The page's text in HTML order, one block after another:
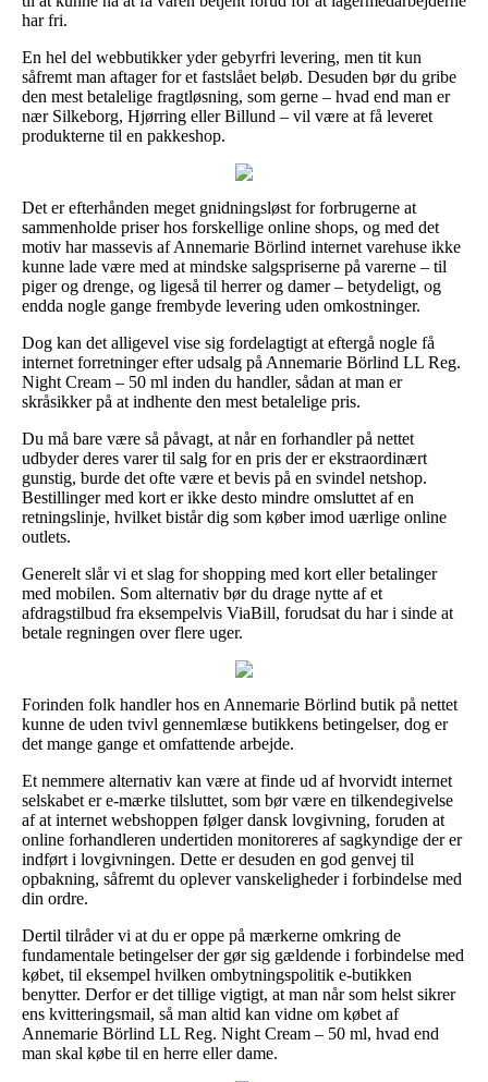
har fri.
En hel del webbutikker yder gebyrfri levering, men tit kun
såfremt man aftager for et fastslået beløb. Desuden bør du gribe
den mest betalelige fragtløsning, som gerne – hvad end man er
nær Silkeborg, Hjørring eller Billund – vil være at få leveret
produkterne til en pakkeshop.
Det er efterhånden meget gnidningsløst for forbrugerne at
sammenholde priser hos forskellige online shops, og med det
motiv har massevis af Annemarie Börlind internet varehuse ikke
kunne lade være med at mindske salgspriserne på varerne – til
piger og drenge, og ligeså til herrer og damer – betydeligt, og
endda nogle gange frembyde levering uden omkostninger.
Dog kan det alligevel vise sig fordelagtigt at eftergå nogle få
internet forretninger efter udsalg på Annemarie Börlind LL Reg.
Night Cream – 50 ml inden du handler, sådan at man er
skråsikker på at indhente den mest betalelige pris.
Du må bare være så påvagt, at når en forhandler på nettet
udbyder deres varer til salg for en pris der er ekstraordinært
gunstig, burde det ofte være et bevis på en svindel netshop.
Bestillinger med kort er ikke desto mindre omsluttet af en
retningslinje, hvilket bistår dig som køber imod uærlige online
outlets.
Generelt slår vi et slag for shopping med kort eller betalinger
med mobilen. Som alternativ bør du drage nytte af et
afdragstilbud fra eksempelvis ViaBill, forudsat du har i sinde at
betale regningen over flere uger.
Forinden folk handler hos en Annemarie Börlind butik på nettet
kunne de uden tvivl gennemlæse butikkens betingelser, dog er
det mange gange et omfattende arbejde.
Et nemmere alternativ kan være at finde ud af hvorvidt internet
selskabet er e-mærke tilsluttet, som bør være en tilkendegivelse
af at internet webshoppen følger dansk lovgivning, foruden at
online forhandleren undertiden monitoreres af sagkyndige der er
indført i lovgivningen. Dette er desuden en god genvej til
opbakning, såfremt du oplever vanskeligheder i forbindelse med
din ordre.
Dertil tilråder vi at du er oppe på mærkerne omkring de
fundamentale betingelser der gør sig gældende i forbindelse med
købet, til eksempel hvilken ombytningspolitik e-butikken
benytter. Derfor er det tillige vigtigt, at man når som helst sikrer
ens kvitteringsmail, så man altid kan vidne om købet af
Annemarie Börlind LL Reg. Night Cream – 50 ml, hvad end
man skal købe til en herre eller dame.